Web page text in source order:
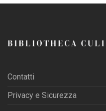
Contatti
Privacy e Sicurezza